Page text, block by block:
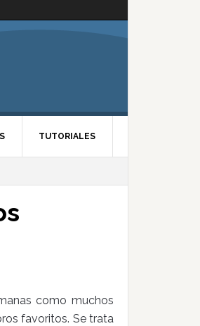
TUTORIALES
como muchos
favoritos. Se trata